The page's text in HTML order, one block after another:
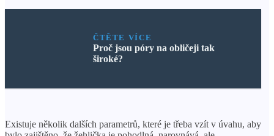
ČTĚTE VÍCE
Proč jsou póry na obličeji tak
široké?
Existuje několik dalších parametrů, které je třeba vzít v úvahu, aby